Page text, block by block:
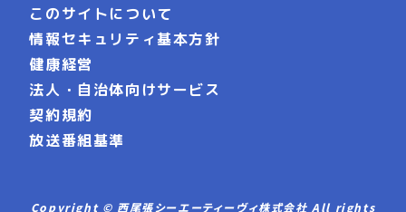
このサイトについて
情報セキュリティ基本方針
健康経営
法人・自治体向けサービス
契約規約
放送番組基準
Copyright © 西尾張シーエーティーヴィ株式会社 All rights